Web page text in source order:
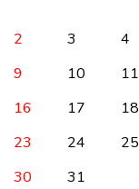
2
3 4
9
10 11
16
17 18
23
24 25
30
31